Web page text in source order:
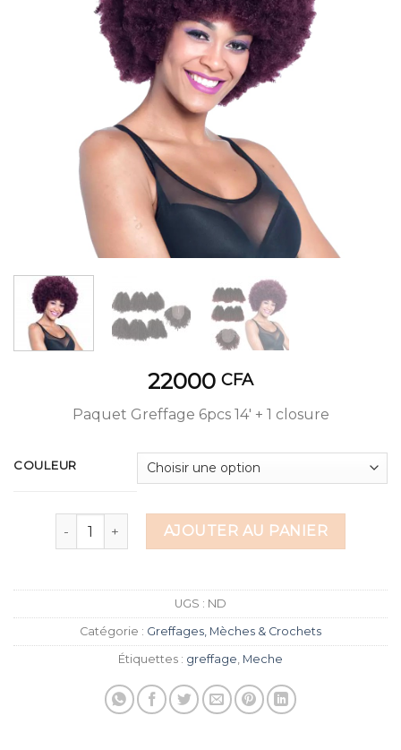
22000 CFA
Paquet Greffage 6pcs 14′ + 1 closure
COULEUR
quantité de Lona AJOUTER AU PANIER
UGS : ND
Catégorie : Greffages, Mèches & Crochets
Étiquettes : greffage Meche